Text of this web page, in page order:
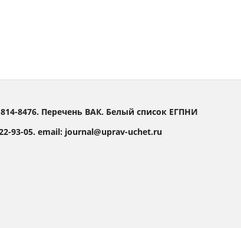
8476. Перечень ВАК. Белый список ЕГПНИ
93-05. email: journal@uprav-uchet.ru